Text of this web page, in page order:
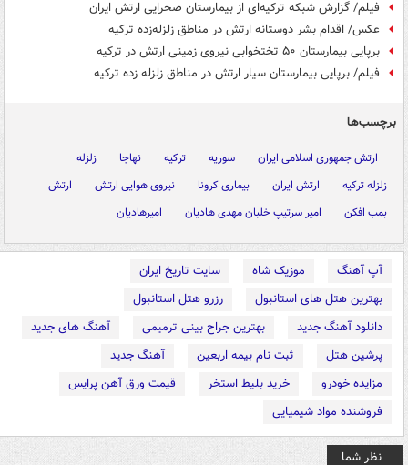
فیلم/ گزارش شبکه ترکیه‌ای از بیمارستان صحرایی ارتش ایران
عکس/ اقدام بشر دوستانه ارتش در مناطق زلزله‌زده ترکیه
برپایی بیمارستان ۵۰ تختخوابی نیروی زمینی ارتش در ترکیه
فیلم/ برپایی بیمارستان سیار ارتش در مناطق زلزله زده ترکیه
برچسب‌ها
ارتش جمهوری اسلامی ایران سوریه ترکیه نهاجا
زلزله
زلزله ترکیه
ارتش ایران بیماری کرونا نیروی هوایی ارتش
ارتش
بمب افکن
امیر سرتیپ خلبان مهدی هادیان امیرهادیان
آپ آهنگ موزیک شاه
سایت تاریخ ایران
بهترین هتل های استانبول
رزرو هتل استانبول
دانلود آهنگ جدید
بهترین جراح بینی ترمیمی
آهنگ های جدید
پرشین هتل
ثبت نام بیمه اربعین
آهنگ جدید
مزایده خودرو
خرید بلیط استخر
قیمت ورق آهن پرایس
فروشنده مواد شیمیایی
نظر شما